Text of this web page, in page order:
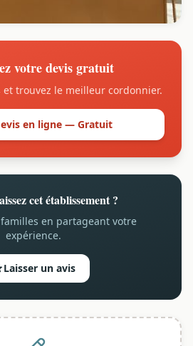
votre devis gratuit
et trouvez le meilleur cordonnier.
en ligne — Gratuit
cet établissement ?
en partageant votre
expérience.
Laisser un avis